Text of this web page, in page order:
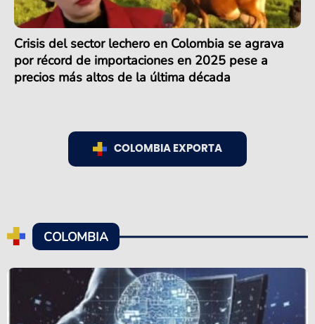
Crisis del sector lechero en Colombia se agrava
por récord de importaciones en 2025 pese a
precios más altos de la última década
COLOMBIA EXPORTA
COLOMBIA